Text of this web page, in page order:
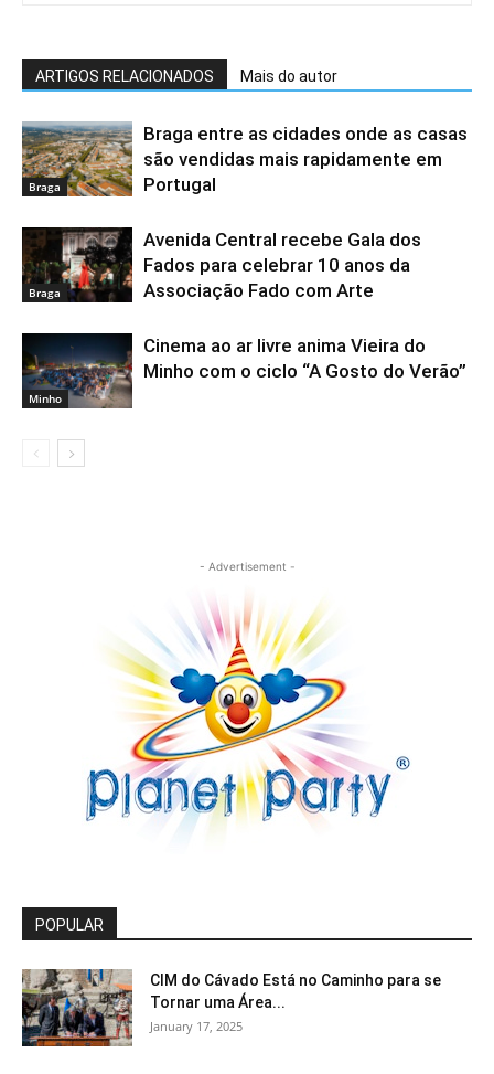
ARTIGOS RELACIONADOS Mais do autor
Braga
Braga entre as cidades onde as casas
são vendidas mais rapidamente em
Portugal
Braga
Avenida Central recebe Gala dos
Fados para celebrar 10 anos da
Associação Fado com Arte
Minho
Cinema ao ar livre anima Vieira do
Minho com o ciclo “A Gosto do Verão”
- Advertisement -
POPULAR
CIM do Cávado Está no Caminho para se
Tornar uma Área...
January 17, 2025